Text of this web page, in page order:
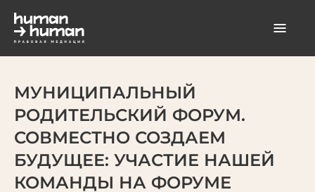
МУНИЦИПАЛЬНЫЙ
РОДИТЕЛЬСКИЙ ФОРУМ.
СОВМЕСТНО СОЗДАЕМ
БУДУЩЕЕ: УЧАСТИЕ НАШЕЙ
КОМАНДЫ НА ФОРУМЕ